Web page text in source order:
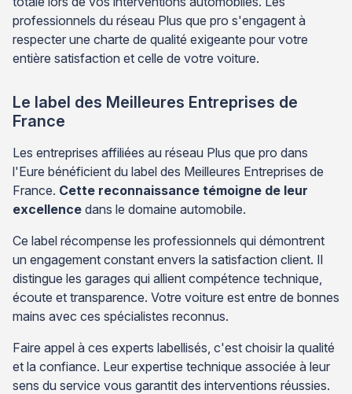
professionnels du réseau Plus que pro s'engagent à
respecter une charte de qualité exigeante pour votre
entière satisfaction et celle de votre voiture.
Le label des Meilleures Entreprises de
France
Les entreprises affiliées au réseau Plus que pro dans
l'Eure bénéficient du label des Meilleures Entreprises de
France. Cette reconnaissance témoigne de leur
excellence dans le domaine automobile.
Ce label récompense les professionnels qui démontrent
un engagement constant envers la satisfaction client. Il
distingue les garages qui allient compétence technique,
écoute et transparence. Votre voiture est entre de bonnes
mains avec ces spécialistes reconnus.
Faire appel à ces experts labellisés, c'est choisir la qualité
et la confiance. Leur expertise technique associée à leur
sens du service vous garantit des interventions réussies.